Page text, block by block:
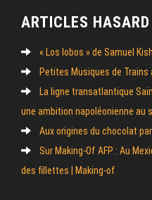
ARTICLES HASARD
« Los lobos » de Samuel
Petites Musiques de Trains
La ligne transatlantique
une ambition napoléonienne au
Aux origines du chocolat
Sur Making-Of AFP : Au
des fillettes | Making-of